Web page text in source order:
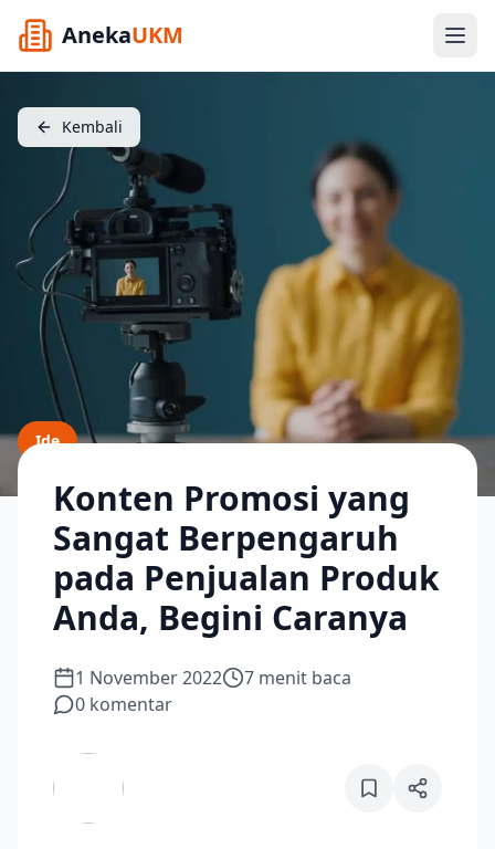
AnekaUKM
Kembali
Ide
Konten Promosi yang
Sangat Berpengaruh
pada Penjualan Produk
Anda, Begini Caranya
1 November 2022 7 menit baca
0 komentar